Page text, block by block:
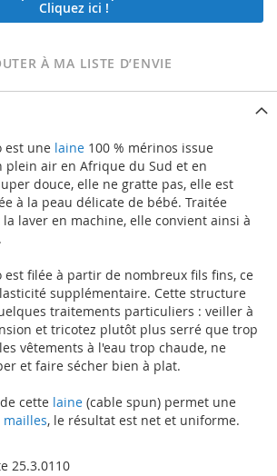
Cliquez ici !
À MA LISTE D’ENVIE
est une laine 100 % mérinos issue
plein air en Afrique du Sud et en
douce, elle ne gratte pas, elle est
à la peau délicate de bébé. Traitée
la laver en machine, elle convient ainsi à
est filée à partir de nombreux fils fins, ce
supplémentaire. Cette structure
traitements particuliers : veiller à
et tricotez plutôt plus serré que trop
vêtements à l'eau trop chaude, ne
et faire sécher bien à plat.
cette laine (cable spun) permet une
mailles, le résultat est net et uniforme.
25.3.0110